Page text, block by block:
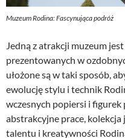
Muzeum Rodina: Fascynująca podróż
Jedną z atrakcji muzeum
prezentowanych w
ułożone są w taki sposób,
ewolucję stylu i technik
wczesnych popiersi i figurek
abstrakcyjne prace,
talentu i kreatywności